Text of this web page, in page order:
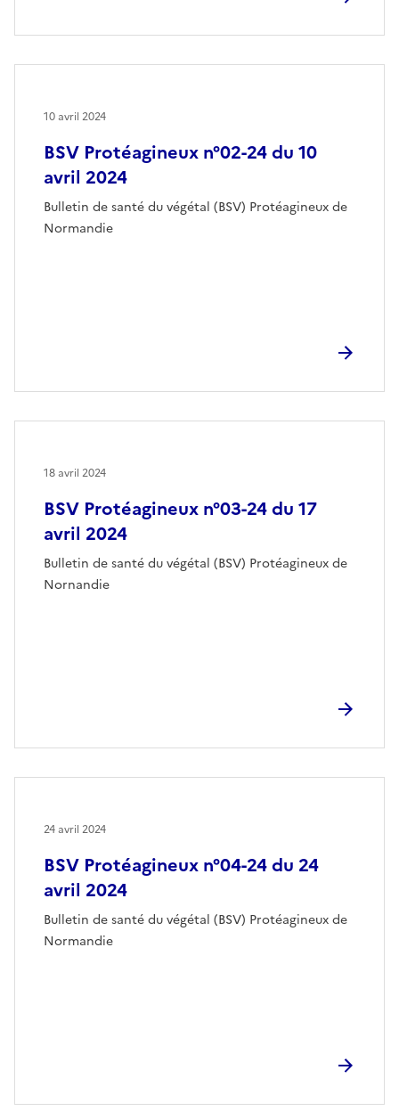
BSV Protéagineux n°02-24 du 10
avril 2024
Bulletin de santé du végétal (BSV) Protéagineux de
Normandie
10 avril 2024
BSV Protéagineux n°03-24 du 17
avril 2024
Bulletin de santé du végétal (BSV) Protéagineux de
Nornandie
18 avril 2024
BSV Protéagineux n°04-24 du 24
avril 2024
Bulletin de santé du végétal (BSV) Protéagineux de
Normandie
24 avril 2024